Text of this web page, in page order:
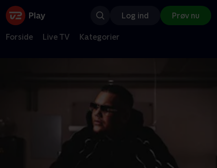
Log ind Prøv nu
Forside Live TV Kategorier